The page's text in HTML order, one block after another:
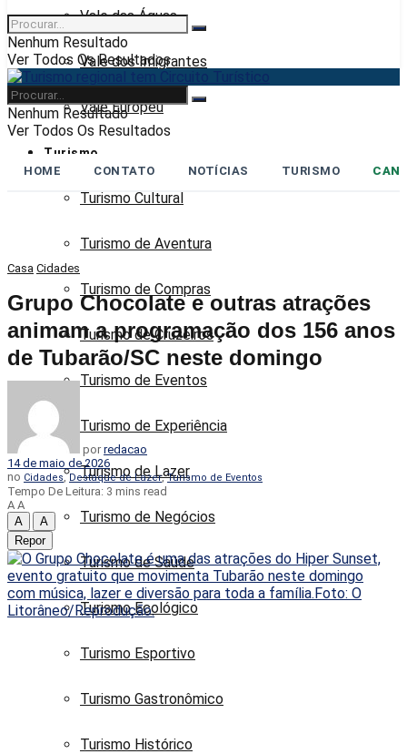
Vale das Águas
Vale dos Imigrantes
Vale Europeu
Turismo
Turismo Cultural
Turismo de Aventura
Turismo de Compras
Turismo de Cruzeiros
Turismo de Eventos
Turismo de Experiência
Turismo de Lazer
Turismo de Negócios
Turismo de Saúde
Turismo Ecológico
Turismo Esportivo
Turismo Gastronômico
Turismo Histórico
Nenhum Resultado
Ver Todos Os Resultados
Nenhum Resultado
Ver Todos Os Resultados
HOME CONTATO NOTÍCIAS TURISMO
Casa Cidades
Grupo Chocolate e outras atrações
animam a programação dos 156 anos
de Tubarão/SC neste domingo
por redacao
14 de maio de 2026
no Cidades,Destaque de Lazer,Turismo de Eventos
Tempo De Leitura: 3 mins read
A A
A
A
Repor